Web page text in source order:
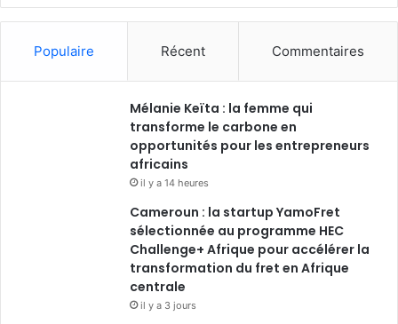
b
o
o
k
e
d
i
n
u
b
a
g
a
m
Populaire Récent Commentaires
Mélanie Keïta : la femme qui
transforme le carbone en
opportunités pour les entrepreneurs
africains
il y a 14 heures
Cameroun : la startup YamoFret
sélectionnée au programme HEC
Challenge+ Afrique pour accélérer la
transformation du fret en Afrique
centrale
il y a 3 jours